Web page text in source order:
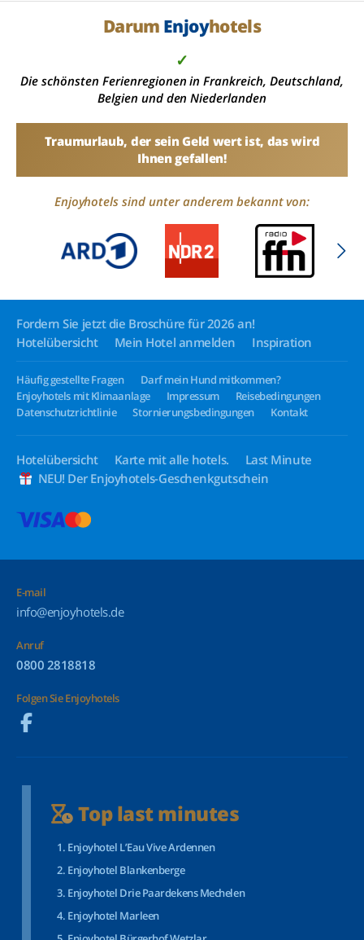
Darum Enjoyhotels
✓
Die schönsten Ferienregionen in Frankreich, Deutschland,
Belgien und den Niederlanden
Traumurlaub, der sein Geld wert ist, das wird
Ihnen gefallen!
Enjoyhotels sind unter anderem bekannt von:
Fordern Sie jetzt die Broschüre für 2026 an!
Hotelübersicht
Mein Hotel anmelden Inspiration
Häufig gestellte Fragen
Darf mein Hund mitkommen?
Enjoyhotels mit Klimaanlage
Impressum
Reisebedingungen
Datenschutzrichtlinie
Stornierungsbedingungen Kontakt
Hotelübersicht Karte mit alle hotels.
Last Minute
NEU! Der Enjoyhotels-Geschenkgutschein
E-mail
info@enjoyhotels.de
Anruf
0800 2818818
Folgen Sie Enjoyhotels
Top last minutes
Enjoyhotel L’Eau Vive Ardennen
Enjoyhotel Blankenberge
Enjoyhotel Drie Paardekens Mechelen
Enjoyhotel Marleen